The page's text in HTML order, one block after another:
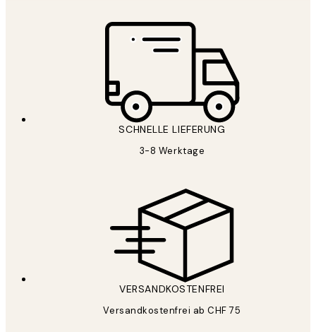
SCHNELLE LIEFERUNG
3-8 Werktage
VERSANDKOSTENFREI
Versandkostenfrei ab CHF 75